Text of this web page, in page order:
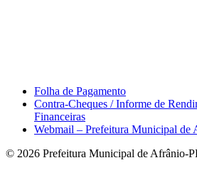
Folha de Pagamento
Contra-Cheques / Informe de
Financeiras
Webmail – Prefeitura Municipal de
© 2026 Prefeitura Municipal de Afrânio-